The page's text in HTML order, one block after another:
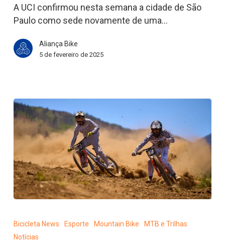
no
Brasil
2025
A UCI confirmou nesta semana a cidade de São
Paulo como sede novamente de uma…
Aliança Bike
5 de fevereiro de 2025
10
melhores
Bicicleta News Esporte Mountain Bike
MTB e Trilhas
Notícias